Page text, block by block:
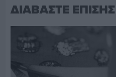
ΔΙΑΒΑΣΤΕ ΕΠΙΣΗΣ